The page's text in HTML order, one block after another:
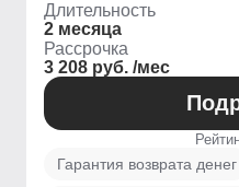
Длительность
2 месяца
Рассрочка
3 208 руб. /мес
Гарантия возврата денег